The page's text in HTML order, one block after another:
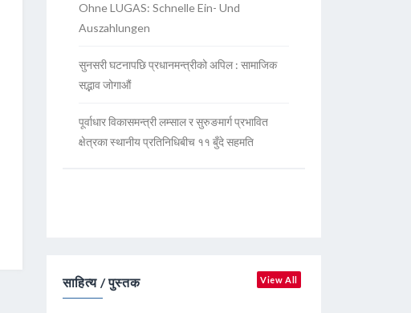
Ohne LUGAS: Schnelle Ein- Und
Auszahlungen
सुनसरी घटनापछि प्रधानमन्त्रीको अपिल : सामाजिक
सद्भाव जोगाऔं
पूर्वाधार विकासमन्त्री लम्साल र सुरुङमार्ग प्रभावित
क्षेत्रका स्थानीय प्रतिनिधिबीच ११ बुँदे सहमति
साहित्य / पुस्तक View All